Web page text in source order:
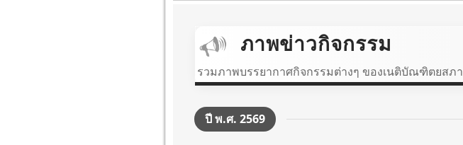
ภาพข่าวกิจกรรม
รวมภาพบรรยากาศกิจกรรมต่างๆ ของเนติบัณฑิตยสภา
ปี พ.ศ. 2569